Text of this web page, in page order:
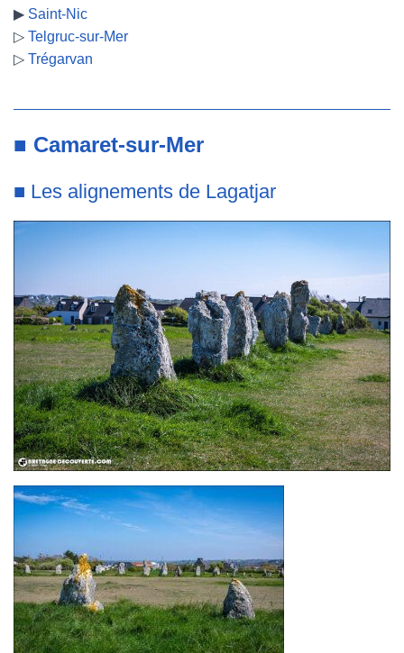
▶ Saint-Nic
▷ Telgruc-sur-Mer
▷ Trégarvan
■ Camaret-sur-Mer
■ Les alignements de Lagatjar